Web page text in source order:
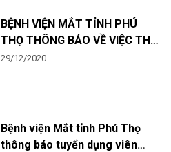
BỆNH VIỆN MẮT TỈNH PHÚ
THỌ THÔNG BÁO VỀ VIỆC THÍ
SINH ĐỦ ĐIỀU KIỆN DỰ TUYỂN
29/12/2020
Bệnh viện Mắt tỉnh Phú Thọ
thông báo tuyển dụng viên